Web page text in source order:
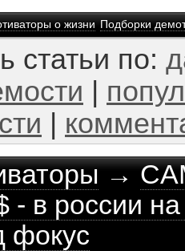
о жизни Подборки
статьи по:
→
в россии на
фокус